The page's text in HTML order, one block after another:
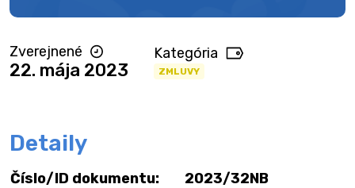
Zverejnené
22. mája 2023
Kategória
ZMLUVY
Detaily
Číslo/ID dokumentu:
2023/32NB